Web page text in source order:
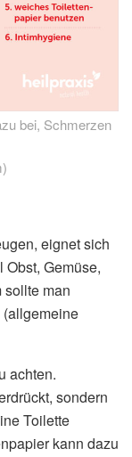
bei, Schmerzen
eignet sich
Gemüse,
man
achten.
sondern
Toilette
kann dazu